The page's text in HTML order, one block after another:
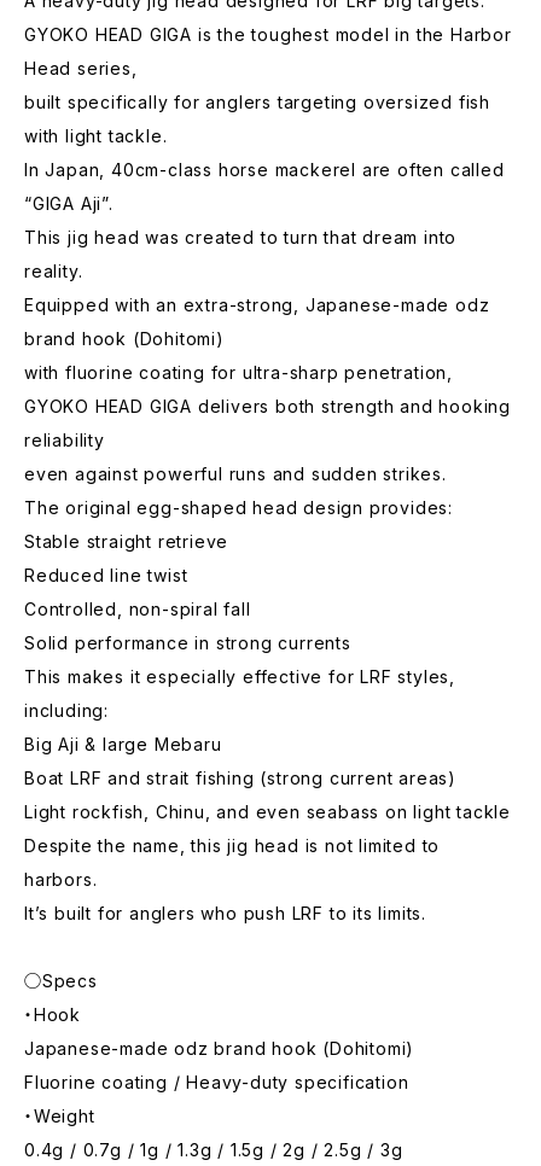
GYOKO HEAD GIGA is the toughest model in the Harbor
Head series,
built specifically for anglers targeting oversized fish
with light tackle.
In Japan, 40cm-class horse mackerel are often called
“GIGA Aji”.
This jig head was created to turn that dream into
reality.
Equipped with an extra-strong, Japanese-made odz
brand hook (Dohitomi)
with fluorine coating for ultra-sharp penetration,
GYOKO HEAD GIGA delivers both strength and hooking
reliability
even against powerful runs and sudden strikes.
The original egg-shaped head design provides:
Stable straight retrieve
Reduced line twist
Controlled, non-spiral fall
Solid performance in strong currents
This makes it especially effective for LRF styles,
including:
Big Aji & large Mebaru
Boat LRF and strait fishing (strong current areas)
Light rockfish, Chinu, and even seabass on light tackle
Despite the name, this jig head is not limited to
harbors.
It’s built for anglers who push LRF to its limits.
◯Specs
・Hook
Japanese-made odz brand hook (Dohitomi)
Fluorine coating / Heavy-duty specification
・Weight
0.4g / 0.7g / 1g / 1.3g / 1.5g / 2g / 2.5g / 3g